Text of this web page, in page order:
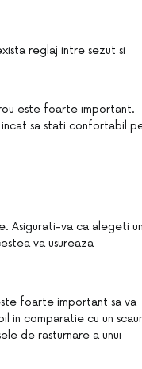
reglaj intre sezut si
este foarte important.
sa stati confortabil
Asigurati-va ca alegeti un
va usureaza
foarte important sa va
in comparatie cu un
de rasturnare a unui